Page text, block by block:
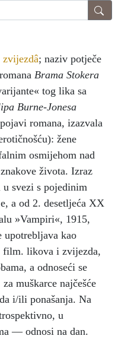
zvijezdâ; naziv potječe
Brama Stokera
tog lika sa
Burne-Jonesa
romana, izazvala
žene
osmijehom nad
života. Izraz
u svezi s pojedinim
a od 2. desetljeća XX
»Vampiri«, 1915,
upotrebljava kao
likova i zvijezda,
a odnoseći se
muškarce najčešće
i/ili ponašanja. Na
u
— odnosi na dan.